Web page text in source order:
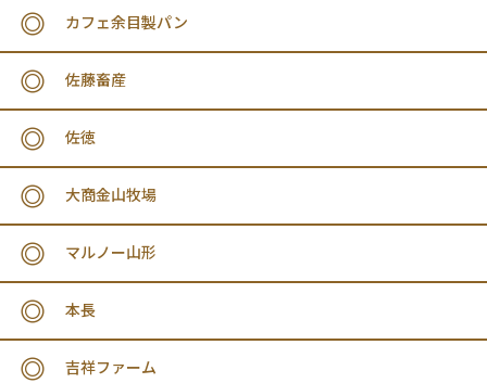
カフェ余目製パン
佐藤畜産
佐徳
大商金山牧場
マルノー山形
本長
吉祥ファーム